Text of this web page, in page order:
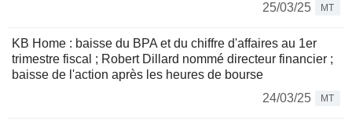
25/03/25
MT
KB Home : baisse du BPA et du chiffre d'affaires au 1er
trimestre fiscal ; Robert Dillard nommé directeur financier ;
baisse de l'action après les heures de bourse
24/03/25
MT